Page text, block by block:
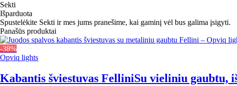
Sekti
Išparduota
Spustelėkite Sekti ir mes jums pranešime, kai gaminį vėl bus galima įsigyti.
Panašūs produktai
-38%
Opviq lights
Kabantis šviestuvas FelliniSu vieliniu gaubtu,